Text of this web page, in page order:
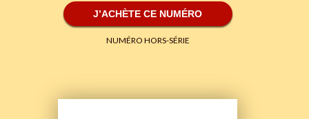
J’ACHÈTE CE NUMÉRO
NUMÉRO HORS-SÉRIE